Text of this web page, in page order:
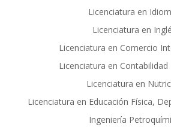
Licenciatura en
Licenciatura en
Licenciatura en Comercio
Licenciatura en Contabilidad
Licenciatura en
Licenciatura en Educación Física,
Ingeniería